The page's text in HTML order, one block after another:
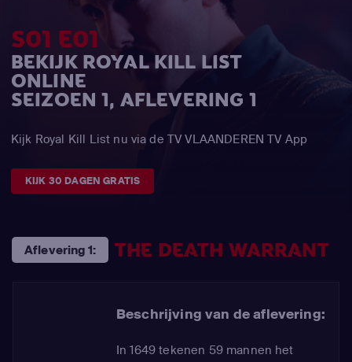
S01 E01
BEKIJK ROYAL KILL LIST
ONLINE
SEIZOEN 1, AFLEVERING 1
Kijk Royal Kill List nu via de TV VLAANDEREN TV App
KIJK 30 DAGEN GRATIS
Aflevering 1: THE DEATH WARRANT
Beschrijving van de aflevering:
In 1649 tekenen 59 mannen het